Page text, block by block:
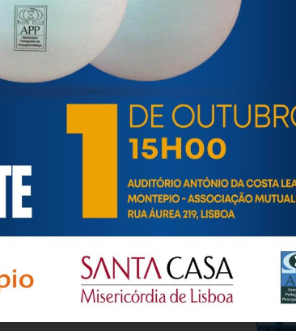
sociedade mais inclusiva para todas as idades,
e ao envelhecimento.
INFORMAÇÕES ÚTEIS